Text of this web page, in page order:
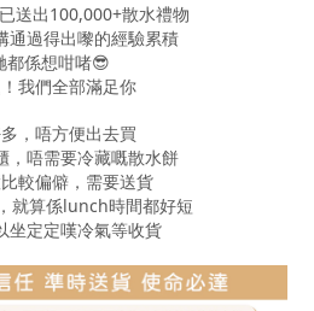
送出100,000+散水禮物
通過得出嚟的經驗累積
都係想咁啫😎
我們全部滿足你
，唔方便出去買
，唔需要冷藏嘅散水餅
較偏僻，需要送貨
就算係lunch時間都好短
坐定定嘆冷氣等收貨